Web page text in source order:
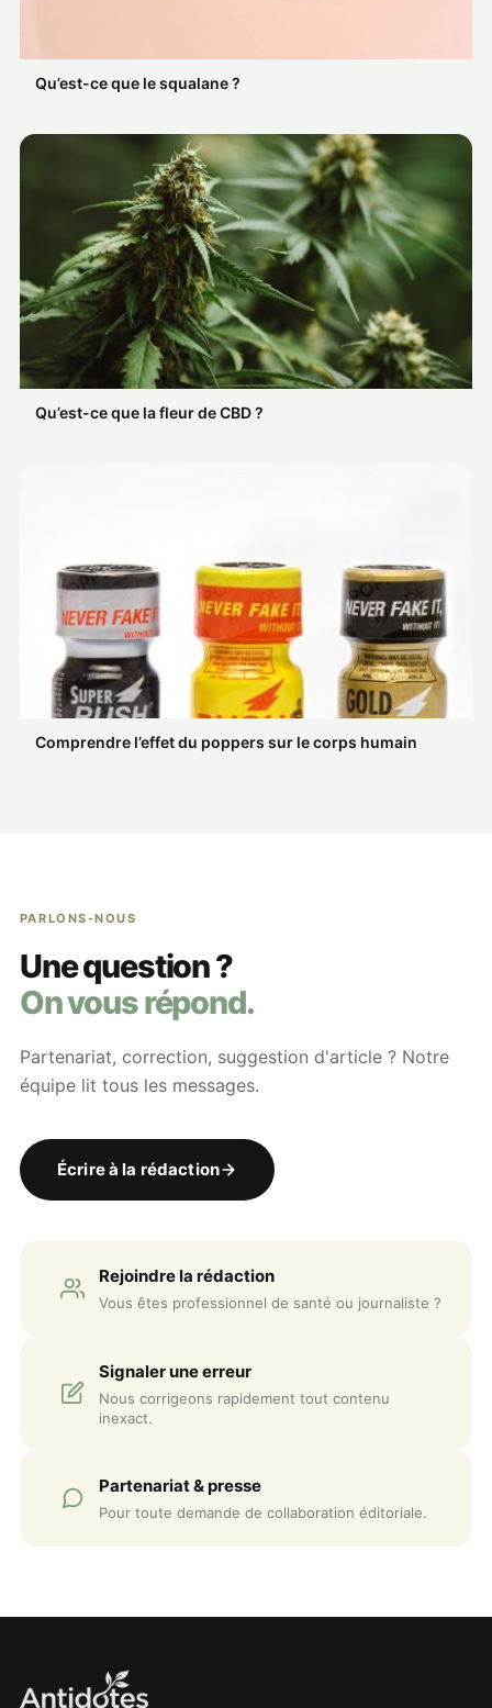
Qu’est-ce que le squalane ?
Qu’est-ce que la fleur de CBD ?
Comprendre l’effet du poppers sur le corps humain
PARLONS-NOUS
Une question ?
On vous répond.
Partenariat, correction, suggestion d'article ? Notre
équipe lit tous les messages.
Écrire à la rédaction
Rejoindre la rédaction
Vous êtes professionnel de santé ou journaliste ?
Signaler une erreur
Nous corrigeons rapidement tout contenu
inexact.
Partenariat & presse
Pour toute demande de collaboration éditoriale.